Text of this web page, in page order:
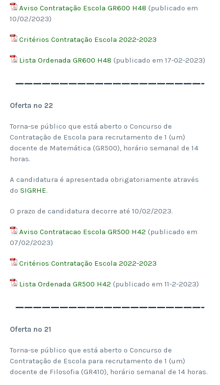
Aviso Contratação Escola GR600 H48 (publicado em
10/02/2023)
Critérios Contratação Escola 2022-2023
Lista Ordenada GR600 H48 (publicado em 17-02-2023)
—————————————————————-
Oferta nº 22
Torna-se público que está aberto o Concurso de
Contratação de Escola para recrutamento de 1 (um)
docente de Matemática (GR500), horário semanal de 14
horas.
A candidatura é apresentada obrigatoriamente através
do SIGRHE.
O prazo de candidatura decorre até 10/02/2023.
Aviso Contratacao Escola GR500 H42 (publicado em
07/02/2023)
Critérios Contratação Escola 2022-2023
Lista Ordenada GR500 H42 (publicado em 11-2-2023)
—————————————————————-
Oferta nº 21
Torna-se público que está aberto o Concurso de
Contratação de Escola para recrutamento de 1 (um)
docente de Filosofia (GR410), horário semanal de 14 horas.